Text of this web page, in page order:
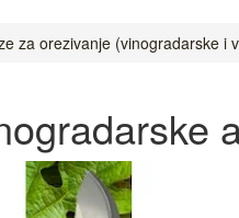
za orezivanje (vinogradarske i